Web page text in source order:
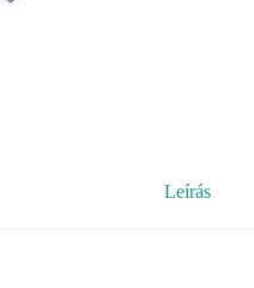
Leírás